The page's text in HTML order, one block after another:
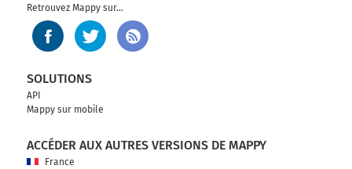
Retrouvez Mappy sur...
SOLUTIONS
API
Mappy sur mobile
ACCÉDER AUX AUTRES VERSIONS DE MAPPY
France